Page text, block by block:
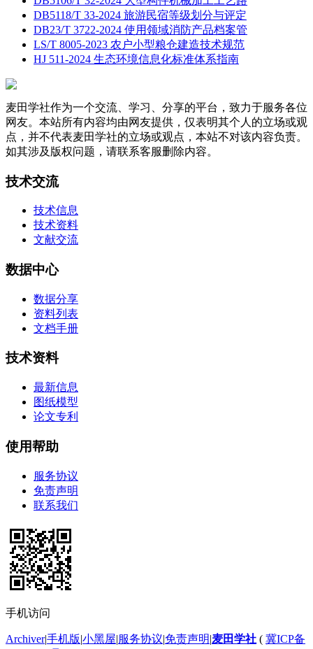
DB5118/T 33-2024 旅游民宿等级划分与评定
DB23/T 3722-2024 使用领域消防产品档案管
LS/T 8005-2023 农户小型粮仓建造技术规范
HJ 511-2024 生态环境信息化标准体系指南
麦田学社作为一个交流、学习、分享的平台，致力于服务各位
网友。本站所有内容均由网友提供，仅表明其个人的立场或观
点，并不代表麦田学社的立场或观点，本站不对该内容负责。
如其涉及版权问题，请联系客服删除内容。
技术交流
技术信息
技术资料
文献交流
数据中心
数据分享
资料列表
文档手册
技术资料
最新信息
图纸模型
论文专利
使用帮助
服务协议
免责声明
联系我们
手机访问
Archiver|手机版|小黑屋|服务协议|免责声明|麦田学社 ( 冀ICP备